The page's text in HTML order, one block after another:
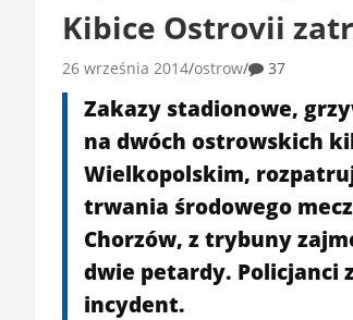
Kibice Ostrovii
26 września 2014 ostrow 37
Zakazy stadionowe,
na dwóch ostrowskich
Wielkopolskim,
trwania środowego
Chorzów, z trybuny
dwie petardy. Policjanci
incydent.